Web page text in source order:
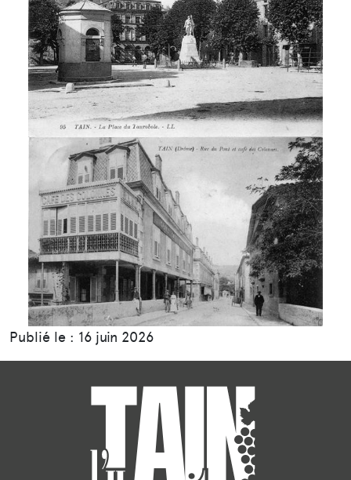
Publié le : 16 juin 2026